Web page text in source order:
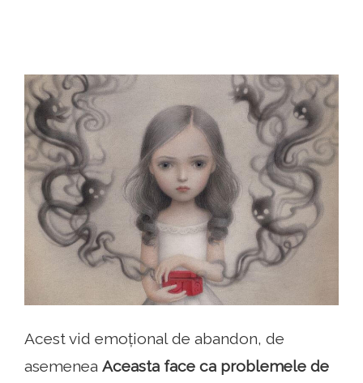
Acest vid emoțional de abandon, de
asemenea Aceasta face ca problemele de